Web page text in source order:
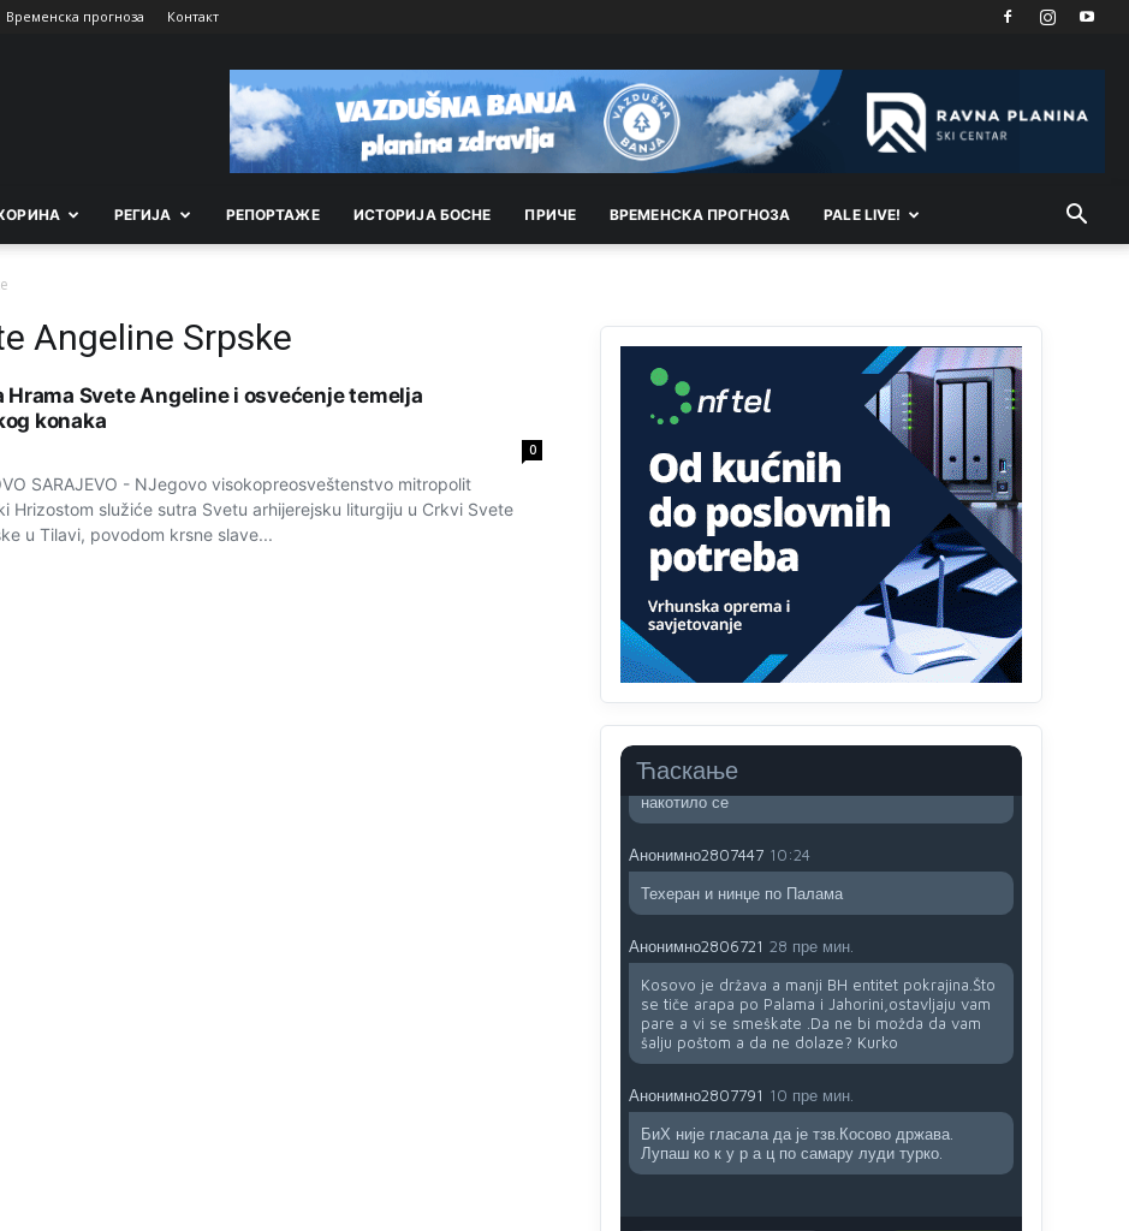
Временска прогноза Контакт
РEГИЈА РEПОРТАЖE ИСТОРИЈА БОСНЕ ПРИЧЕ ВРEМEНСКА ПРОГНОЗА PALE LIVE!
Angeline Srpske
Hrama Svete Angeline i osvećenje temelja
konaka
0
SARAJEVO - NJegovo visokopreosveštenstvo mitropolit
Hrizostom služiće sutra Svetu arhijerejsku liturgiju u Crkvi Svete
u Tilavi, povodom krsne slave...
Ћаскање
Анонимно2806773
7:01
Косово више није у моди, Амери се селе у Иран.
Анонимно2807323
Vise je Republika SRPSKA drzava nego Kosovo.
Sa Kosova se Srbi mogu i lijecit i skolovat i glasat
u Srbij. A niko sa 23 posto federacije to ne moze
u Republici Srpskoj. Zato zivjela REPUBLIKA
SRPSKA
Анонимно2807441
муслимански екстремиста,шта он има са тзв
Косовом?
Анонимно2807447
10:21
Анонимно2807441
накотило се
Анонимно2807447 10:24
Техеран и нинџе по Палама
Анонимно2806721 28 пре мин.
Kosovo je država a manji BH entitet pokrajina.Što
se tiče arapa po Palama i Jahorini,ostavljaju vam
pare a vi se smeškate .Da ne bi možda da vam
šalju poštom a da ne dolaze? Kurko
Анонимно2807791 10 пре мин.
БиХ није гласала да је тзв.Косово држава.
Лупаш ко к у р а ц по самару луди турко.